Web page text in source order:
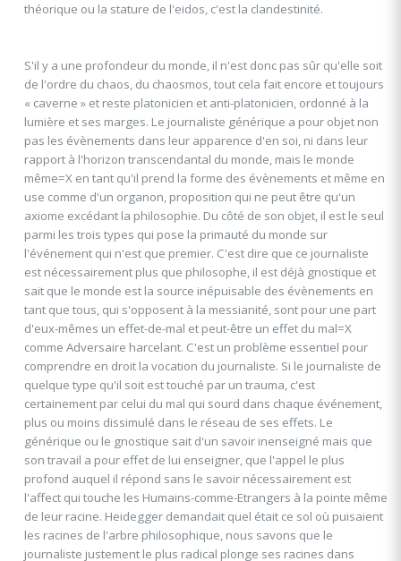
théorique ou la stature de l'eidos, c'est la clandestinité.
S'il y a une profondeur du monde, il n'est donc pas sûr qu'elle soit
de l'ordre du chaos, du chaosmos, tout cela fait encore et toujours
« caverne » et reste platonicien et anti-platonicien, ordonné à la
lumière et ses marges. Le journaliste générique a pour objet non
pas les évènements dans leur apparence d'en soi, ni dans leur
rapport à l'horizon transcendantal du monde, mais le monde
même=X en tant qu'il prend la forme des évènements et même en
use comme d'un organon, proposition qui ne peut être qu'un
axiome excédant la philosophie. Du côté de son objet, il est le seul
parmi les trois types qui pose la primauté du monde sur
l'événement qui n'est que premier. C'est dire que ce journaliste
est nécessairement plus que philosophe, il est déjà gnostique et
sait que le monde est la source inépuisable des évènements en
tant que tous, qui s'opposent à la messianité, sont pour une part
d'eux-mêmes un effet-de-mal et peut-être un effet du mal=X
comme Adversaire harcelant. C'est un problème essentiel pour
comprendre en droit la vocation du journaliste. Si le journaliste de
quelque type qu'il soit est touché par un trauma, c'est
certainement par celui du mal qui sourd dans chaque événement,
plus ou moins dissimulé dans le réseau de ses effets. Le
générique ou le gnostique sait d'un savoir inenseigné mais que
son travail a pour effet de lui enseigner, que l'appel le plus
profond auquel il répond sans le savoir nécessairement est
l'affect qui touche les Humains-comme-Etrangers à la pointe même
de leur racine. Heidegger demandait quel était ce sol où puisaient
les racines de l'arbre philosophique, nous savons que le
journaliste justement le plus radical plonge ses racines dans